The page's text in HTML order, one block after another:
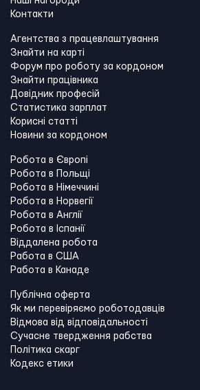
Контакти
Агентства з працевлаштування
Знайти на карті
Форум про роботу за кордоном
Знайти працівника
Довідник професій
Статистика зарплат
Корисні статті
Новини за кордоном
Робота в Європі
Робота в Польщі
Робота в Німеччині
Робота в Норвегії
Робота в Англії
Робота в Іспанії
Віддалена робота
Работа в США
Работа в Канадe
Публічна оферта
Як ми перевіряємо роботодавців
Відмова від відповідальності
Сучасне твердження рабства
Політика скарг
Кодекс етики